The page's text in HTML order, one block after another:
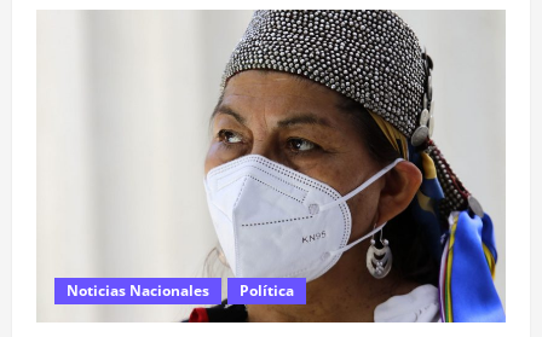
Noticias Nacionales Política